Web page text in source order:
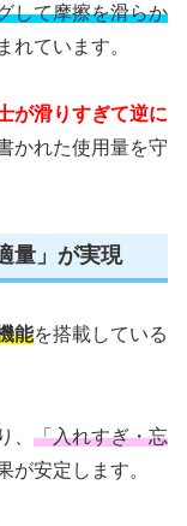
して摩擦を滑らか
れています。
が滑りすぎて逆に
かれた使用量を守
量」が実現
能を搭載している
、 「入れすぎ・忘
が安定します。